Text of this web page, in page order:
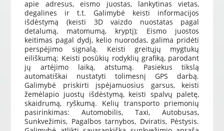
apie adresus, eismo juostas, lankytinas vietas,
degalines ir t.t. Galimybė keisti informacijos
išdėstymą (keisti 3D vaizdo nuostatas pagal
detalumą, matomumą, kryptį); Eismo juostos
keitimas pagal dydį, kelio nuorodas, galima pridėti
perspėjimo signalą. Keisti greitųjų mygtukų
eiliškumą; Keisti posūkių rodyklių grafiką, parodant
jų artėjimo laiką, atstumą. Pasiekus tikslą
automatiškai nustatyti tolimesnį GPS darbą.
Galimybė priskirti įspėjamuosius garsus, keisti
žemėlapio juostų išdėstymą, keisti spalvų paletę,
skaidrumą, ryškumą. Kelių transporto priemonių
pasirinkimas: Automobilis, Taxi, Autobusas,
Sunkvežimis, Pagalbos tarnybos, Dviratis, Pėstysis.